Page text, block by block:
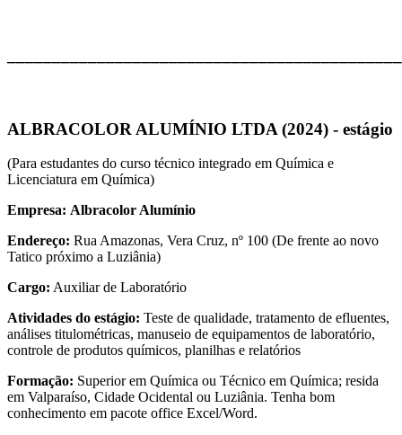
ALBRACOLOR ALUMÍNIO LTDA (2024) - estágio
(Para estudantes do curso técnico integrado em Química e
Licenciatura em Química)
Empresa: Albracolor Alumínio
Endereço: Rua Amazonas, Vera Cruz, nº 100 (De frente ao novo
Tatico próximo a Luziânia)
Cargo: Auxiliar de Laboratório
Atividades do estágio: Teste de qualidade, tratamento de efluentes,
análises titulométricas, manuseio de equipamentos de laboratório,
controle de produtos químicos, planilhas e relatórios
Formação: Superior em Química ou Técnico em Química; resida
em Valparaíso, Cidade Ocidental ou Luziânia. Tenha bom
conhecimento em pacote office Excel/Word.